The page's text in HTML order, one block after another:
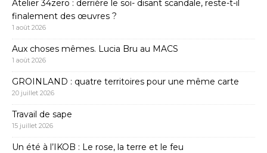
Atelier 34zero : derrière le soi- disant scandale, reste-t-il
finalement des œuvres ?
1 août 2026
Aux choses mêmes. Lucia Bru au MACS
1 août 2026
GROINLAND : quatre territoires pour une même carte
20 juillet 2026
Travail de sape
15 juillet 2026
Un été à l’IKOB : Le rose, la terre et le feu